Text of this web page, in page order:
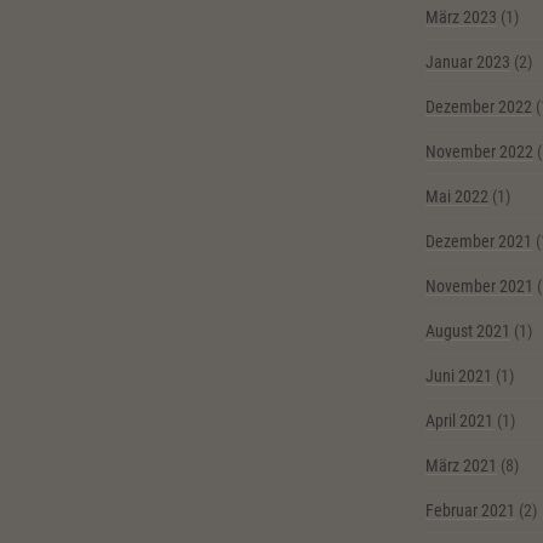
März 2023 (1)
Januar 2023 (2)
Dezember 2022
November 2022
Mai 2022 (1)
Dezember 2021
November 2021
August 2021 (1)
Juni 2021 (1)
April 2021 (1)
März 2021 (8)
Februar 2021 (2)